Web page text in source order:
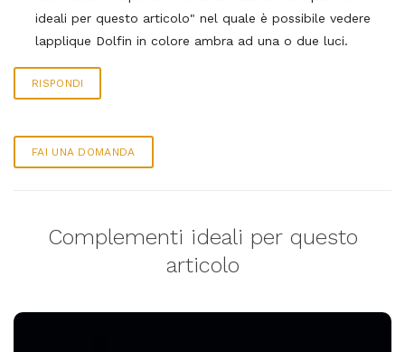
ideali per questo articolo" nel quale è possibile vedere
lapplique Dolfin in colore ambra ad una o due luci.
RISPONDI
FAI UNA DOMANDA
Complementi ideali per questo
articolo